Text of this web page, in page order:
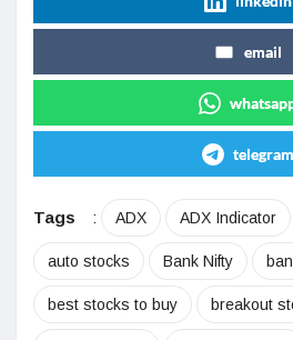
email
telegram
Tags : ADX ADX Indicator
auto stocks Bank Nifty
best stocks to buy breakout